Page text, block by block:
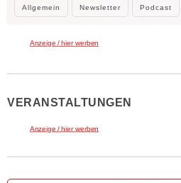
Allgemein Newsletter Podcast
Anzeige / hier werben
VERANSTALTUNGEN
Anzeige / hier werben